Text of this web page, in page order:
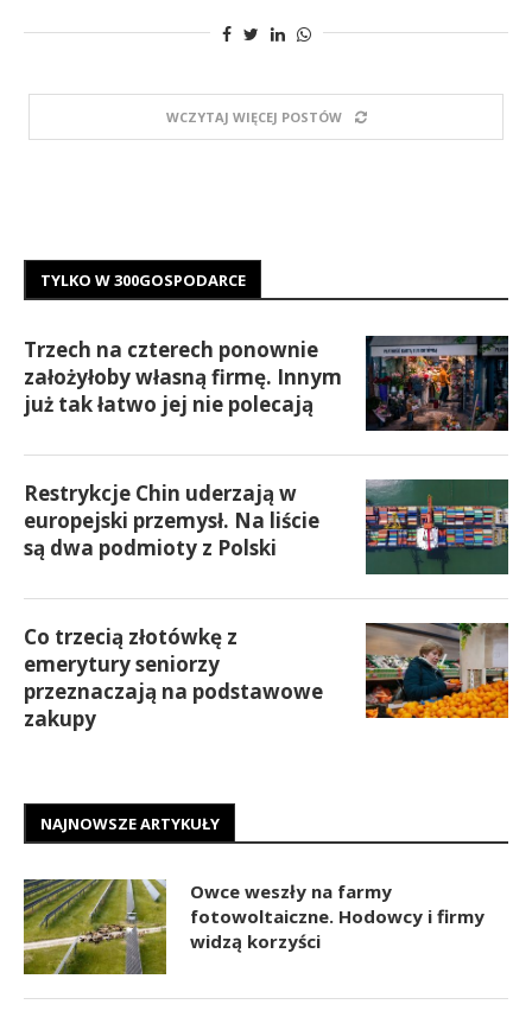
WCZYTAJ WIĘCEJ POSTÓW
TYLKO W 300GOSPODARCE
Trzech na czterech ponownie
założyłoby własną firmę. Innym
już tak łatwo jej nie polecają
Restrykcje Chin uderzają w
europejski przemysł. Na liście
są dwa podmioty z Polski
Co trzecią złotówkę z
emerytury seniorzy
przeznaczają na podstawowe
zakupy
NAJNOWSZE ARTYKUŁY
Owce weszły na farmy
fotowoltaiczne. Hodowcy i firmy
widzą korzyści